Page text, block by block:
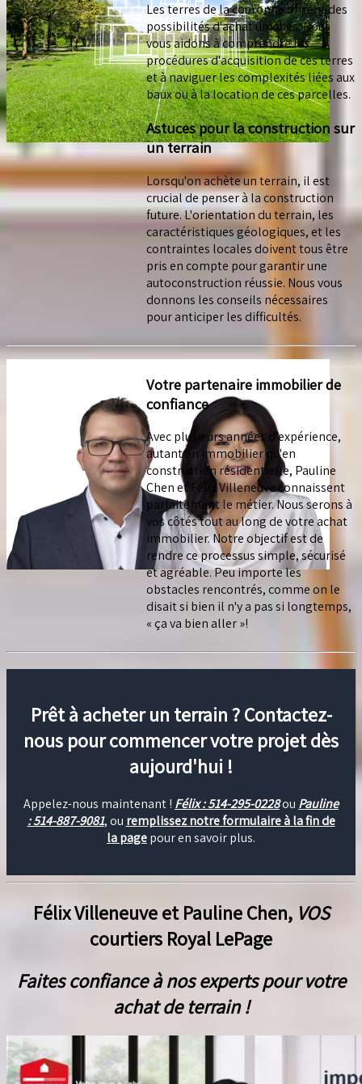
Les terres de la couronne offrent des
possibilités d'achat uniques. Nous
vous aidons à comprendre les
procédures d'acquisition de ces terres
et à naviguer les complexités liées aux
baux ou à la location de ces parcelles.
Astuces pour la construction sur
un terrain
Lorsqu'on achète un terrain, il est
crucial de penser à la construction
future. L'orientation du terrain, les
caractéristiques géologiques, et les
contraintes locales doivent tous être
pris en compte pour garantir une
autoconstruction réussie. Nous vous
donnons les conseils nécessaires
pour anticiper les difficultés.
Votre partenaire immobilier de
confiance
Avec plusieurs années d’expérience,
autant en immobilier qu'en
construction résidentielle, Pauline
Chen et Félix Villeneuve connaissent
parfaitement le métier. Nous serons à
vos côtés tout au long de votre achat
immobilier. Notre objectif est de
rendre ce processus simple, sécurisé
et agréable. Peu importe les
obstacles rencontrés, comme on le
disait si bien il n'y a pas si longtemps,
« ça va bien aller »!
Prêt à acheter un terrain ? Contactez-
nous pour commencer votre projet dès
aujourd'hui !
Appelez-nous maintenant ! Félix : 514-295-0228ou Pauline
: 514-887-9081, ou remplissez notre formulaire à la fin de
la pagepour en savoir plus.
Félix Villeneuve et Pauline Chen, VOS
courtiers Royal LePage
Faites confiance à nos experts pour votre
achat de terrain !